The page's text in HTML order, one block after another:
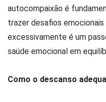
autocompaixão é
trazer desafios
excessivamente é um
saúde emocional em
Como o descanso